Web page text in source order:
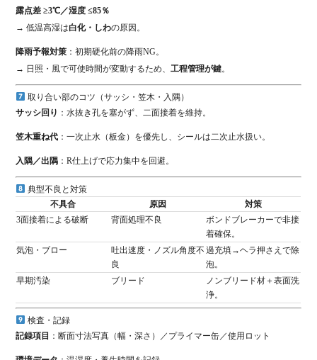
露点差 ≥3℃／湿度 ≤85％
→ 低温高湿は白化・しわの原因。
降雨予報対策 ：初期硬化前の降雨NG。
→ 日照・風で可使時間が変動するため、工程管理が鍵。
取り合い部のコツ（サッシ・笠木・入隅）
サッシ回り ：水抜き孔を塞がず、二面接着を維持。
笠木重ね代 ：一次止水（板金）を優先し、シールは二次止水扱い。
入隅／出隅 ：R仕上げで応力集中を回避。
典型不良と対策
不具合
原因
対策
3面接着による破断
背面処理不良
ボンドブレーカーで非接
着確保。
気泡・ブロー
吐出速度・ノズル角度不
良
過充填→ヘラ押さえで除
泡。
早期汚染
ブリード
ノンブリード材＋表面洗
浄。
検査・記録
記録項目 ：断面寸法写真（幅・深さ）／プライマー缶／使用ロット